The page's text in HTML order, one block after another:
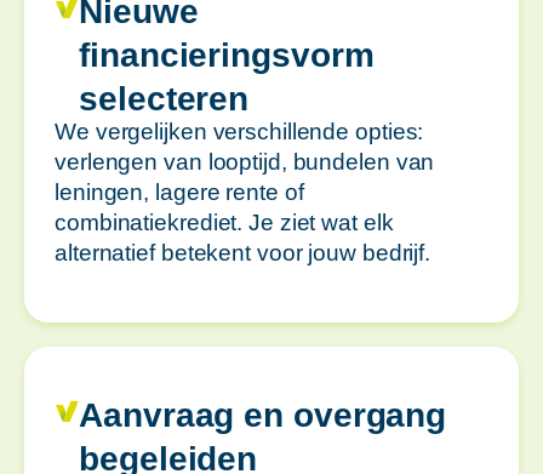
Nieuwe
financieringsvorm
selecteren
We vergelijken verschillende opties:
verlengen van looptijd, bundelen van
leningen, lagere rente of
combinatiekrediet. Je ziet wat elk
alternatief betekent voor jouw bedrijf.
Aanvraag en overgang
begeleiden